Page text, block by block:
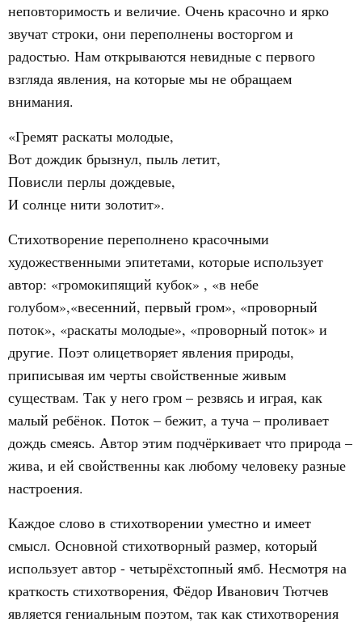
неповторимость и величие. Очень красочно и ярко
звучат строки, они переполнены восторгом и
радостью. Нам открываются невидные с первого
взгляда явления, на которые мы не обращаем
внимания.
«Гремят раскаты молодые,
Вот дождик брызнул, пыль летит,
Повисли перлы дождевые,
И солнце нити золотит».
Стихотворение переполнено красочными
художественными эпитетами, которые использует
автор: «громокипящий кубок» , «в небе
голубом»,«весенний, первый гром», «проворный
поток», «раскаты молодые», «проворный поток» и
другие. Поэт олицетворяет явления природы,
приписывая им черты свойственные живым
существам. Так у него гром – резвясь и играя, как
малый ребёнок. Поток – бежит, а туча – проливает
дождь смеясь. Автор этим подчёркивает что природа –
жива, и ей свойственны как любому человеку разные
настроения.
Каждое слово в стихотворении уместно и имеет
смысл. Основной стихотворный размер, который
использует автор - четырёхстопный ямб. Несмотря на
краткость стихотворения, Фёдор Иванович Тютчев
является гениальным поэтом, так как стихотворения